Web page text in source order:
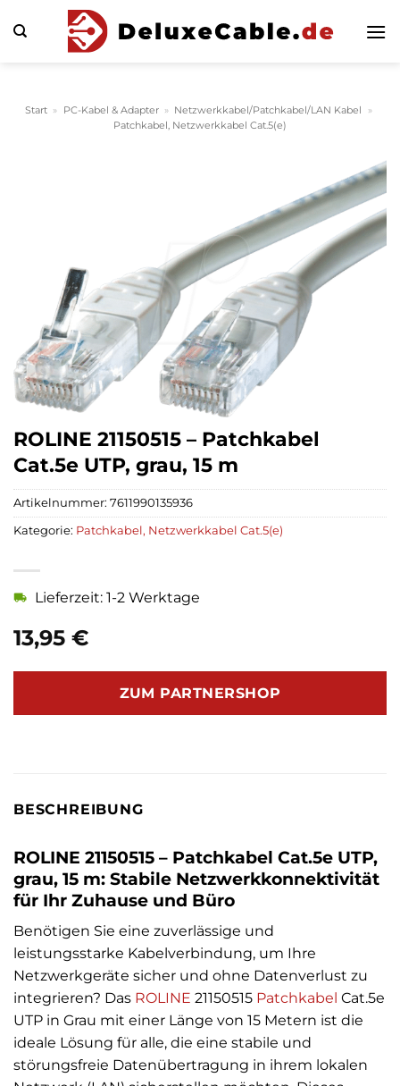
Inhalt
Start » PC-Kabel & Adapter » Netzwerkkabel/Patchkabel/LAN Kabel
»
Patchkabel, Netzwerkkabel Cat.5(e)
ROLINE 21150515 – Patchkabel
Cat.5e UTP, grau, 15 m
13,95 €
Lieferzeit: 1-2 Werktage
ZUM PARTNERSHOP
Artikelnummer: 7611990135936
Kategorie: Patchkabel, Netzwerkkabel Cat.5(e)
BESCHREIBUNG
ROLINE 21150515 – Patchkabel Cat.5e UTP,
grau, 15 m: Stabile Netzwerkkonnektivität
für Ihr Zuhause und Büro
Benötigen Sie eine zuverlässige und
leistungsstarke Kabelverbindung, um Ihre
Netzwerkgeräte sicher und ohne Datenverlust zu
integrieren? Das ROLINE 21150515 Patchkabel Cat.5e
UTP in Grau mit einer Länge von 15 Metern ist die
ideale Lösung für alle, die eine stabile und
störungsfreie Datenübertragung in ihrem lokalen